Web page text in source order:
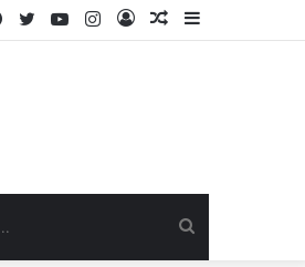
Sidebar
Artikel
Log
Instagram
YouTube
Twitter
Facebook